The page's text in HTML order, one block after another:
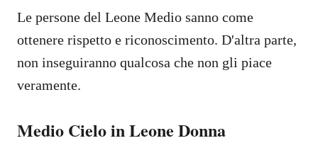
Le persone del Leone Medio sanno come
ottenere rispetto e riconoscimento. D'altra parte,
non inseguiranno qualcosa che non gli piace
veramente.
Medio Cielo in Leone Donna